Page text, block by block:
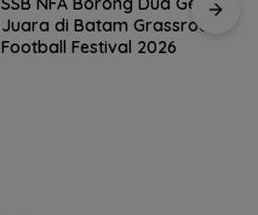
Juara di Batam Grassroot
Football Festival 2026